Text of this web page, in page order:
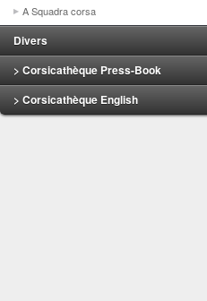
A Squadra corsa
Divers
> Corsicathèque Press-Book
> Corsicathèque English